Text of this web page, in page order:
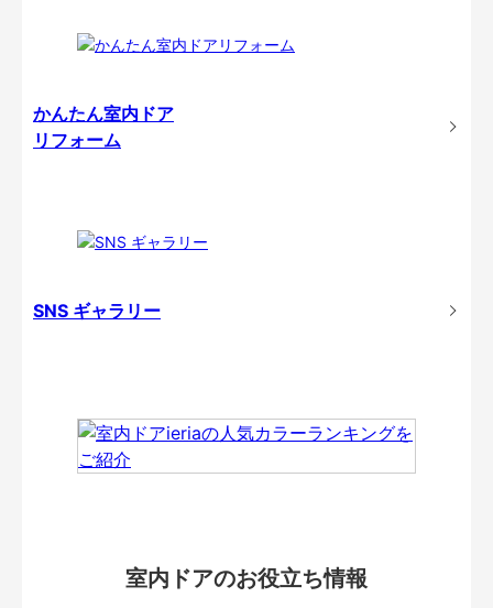
かんたん室内ドア
リフォーム
SNS ギャラリー
室内ドアのお役立ち情報